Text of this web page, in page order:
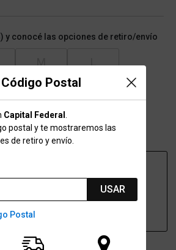
Postal
Capital Federal
postal y te mostraremos las
de retiro y envío.
USAR
Postal
y conocé las opciones de retiro/envío
Tabla de talles
(a domicilio)